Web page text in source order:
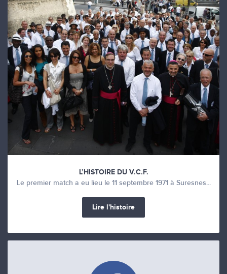
L’HISTOIRE DU V.C.F.
Le premier match a eu lieu le 11 septembre 1971 à Suresnes...
Lire l'histoire